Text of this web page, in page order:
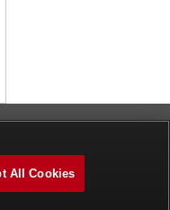
All Cookies